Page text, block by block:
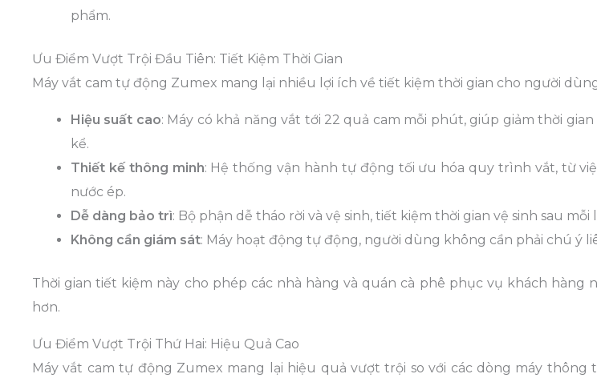
phẩm.
Ưu Điểm Vượt Trội Đầu Tiên: Tiết Kiệm Thời Gian
Máy vắt cam tự động Zumex mang lại nhiều lợi ích về tiết kiệm thời gian cho người
Hiệu suất cao: Máy có khả năng vắt tới 22 quả cam mỗi phút, giúp giảm thời
kể.
Thiết kế thông minh: Hệ thống vận hành tự động tối ưu hóa quy trình vắt, từ
nước ép.
Dễ dàng bảo trì: Bộ phận dễ tháo rời và vệ sinh, tiết kiệm thời gian vệ sinh sau mỗi
Không cần giám sát: Máy hoạt động tự động, người dùng không cần phải chú ý
Thời gian tiết kiệm này cho phép các nhà hàng và quán cà phê phục vụ khách hàng
hơn.
Ưu Điểm Vượt Trội Thứ Hai: Hiệu Quả Cao
Máy vắt cam tự động Zumex mang lại hiệu quả vượt trội so với các dòng máy thông